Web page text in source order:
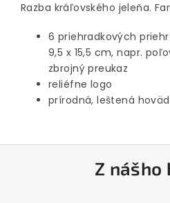
Razba kráľovského jeleňa.
6 priehradkových
9,5 x 15,5 cm, napr.
zbrojný preukaz
reliéfne logo
prírodná, leštená
Z nášho